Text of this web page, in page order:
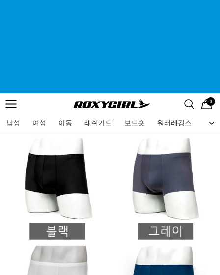
메뉴 검색
로고 0
남성 여성 아동 래쉬가드 보드숏 워터레깅스 비
메뉴